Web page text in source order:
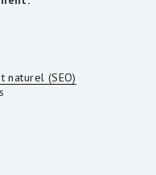
(SEO)